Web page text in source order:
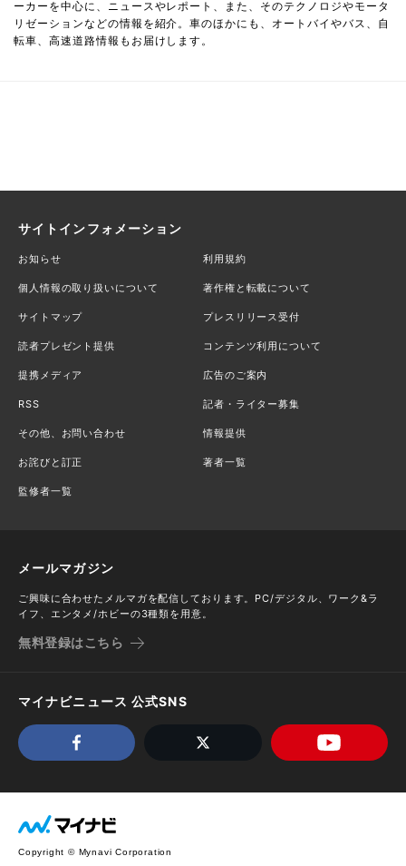
ーカーを中心に、ニュースやレポート、また、そのテクノロジやモータ
リゼーションなどの情報を紹介。車のほかにも、オートバイやバス、自
転車、高速道路情報もお届けします。
サイトインフォメーション
お知らせ 利用規約
個人情報の取り扱いについて 著作権と転載について
サイトマップ プレスリリース受付
読者プレゼント提供 コンテンツ利用について
提携メディア 広告のご案内
RSS 記者・ライター募集
その他、お問い合わせ 情報提供
お詫びと訂正 著者一覧
監修者一覧
メールマガジン
ご興味に合わせたメルマガを配信しております。PC/デジタル、ワーク&ラ
イフ、エンタメ/ホビーの3種類を用意。
無料登録はこちら
マイナビニュース 公式SNS
Copyright © Mynavi Corporation